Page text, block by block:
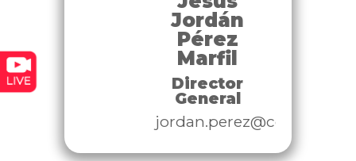
Jordán
Pérez
Marfil
Director
General